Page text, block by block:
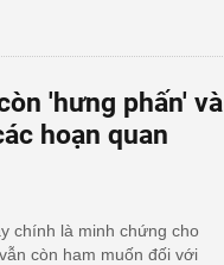
'hưng phấn' và
hoạn quan
chính là minh chứng cho
còn ham muốn đối với